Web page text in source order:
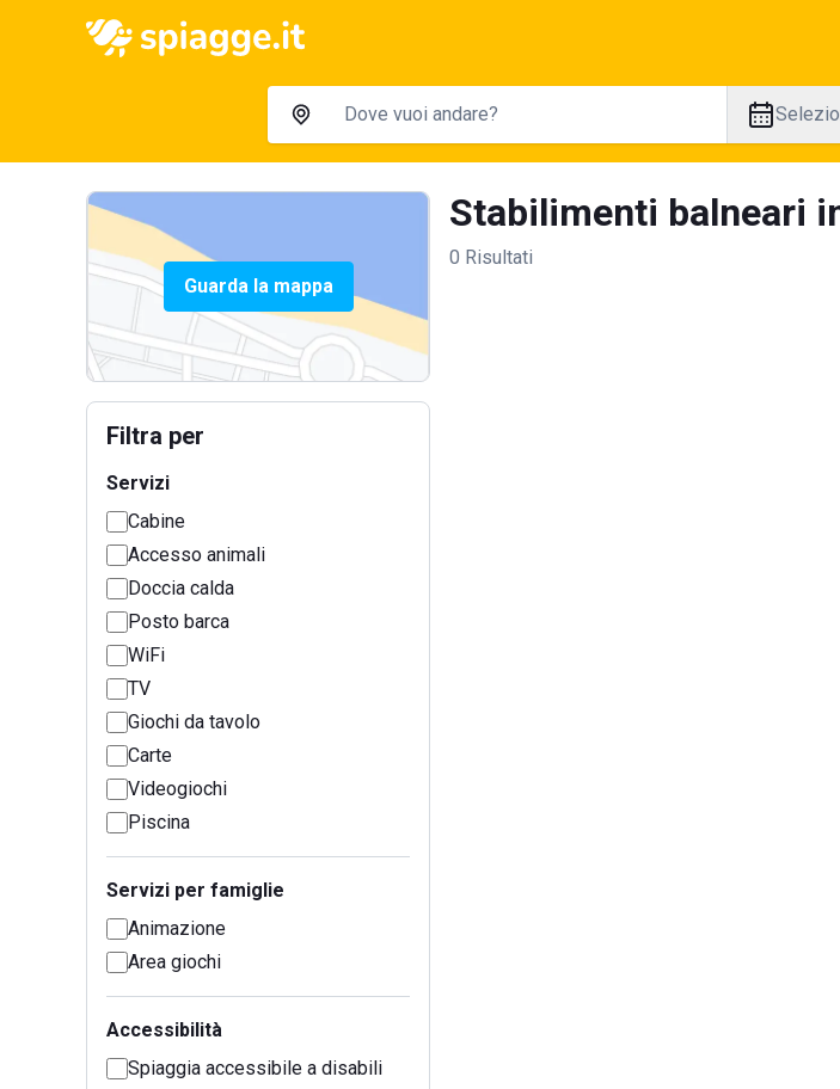
Guarda la mappa
Filtra per
Servizi
Cabine
Accesso animali
Doccia calda
Posto barca
WiFi
TV
Giochi da tavolo
Carte
Videogiochi
Piscina
Servizi per famiglie
Animazione
Area giochi
Accessibilità
Spiaggia accessibile a disabili
Stabilimenti balneari
0 Risultati